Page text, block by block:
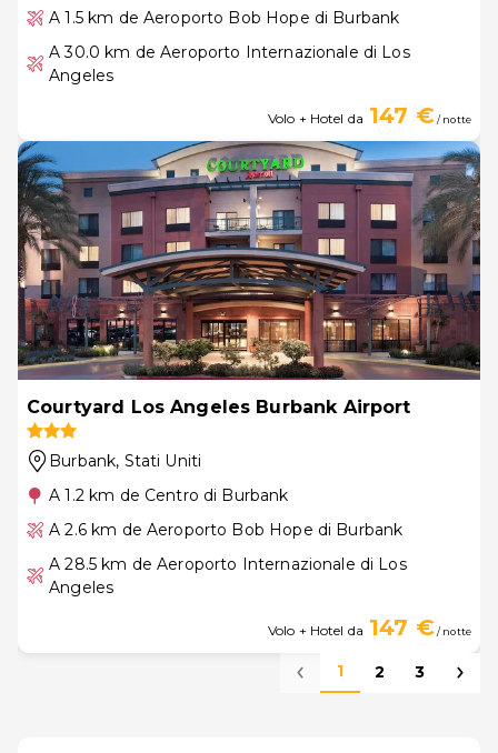
A 1.5 km de Aeroporto Bob Hope di Burbank
A 30.0 km de Aeroporto Internazionale di Los
Angeles
Volo + Hotel da 147 €/ notte
Courtyard Los Angeles Burbank Airport
Burbank, Stati Uniti
A 1.2 km de Centro di Burbank
A 2.6 km de Aeroporto Bob Hope di Burbank
A 28.5 km de Aeroporto Internazionale di Los
Angeles
Volo + Hotel da 147 €/ notte
1 2 3